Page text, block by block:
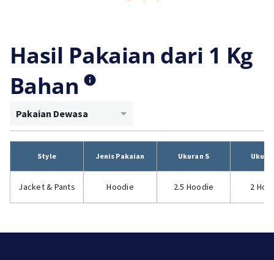
Hasil Pakaian dari 1 Kg
Bahan
Pakaian Dewasa
Style Jenis Pakaian Ukuran S
Jacket & Pants Hoodie 2.5 Hoodie 2